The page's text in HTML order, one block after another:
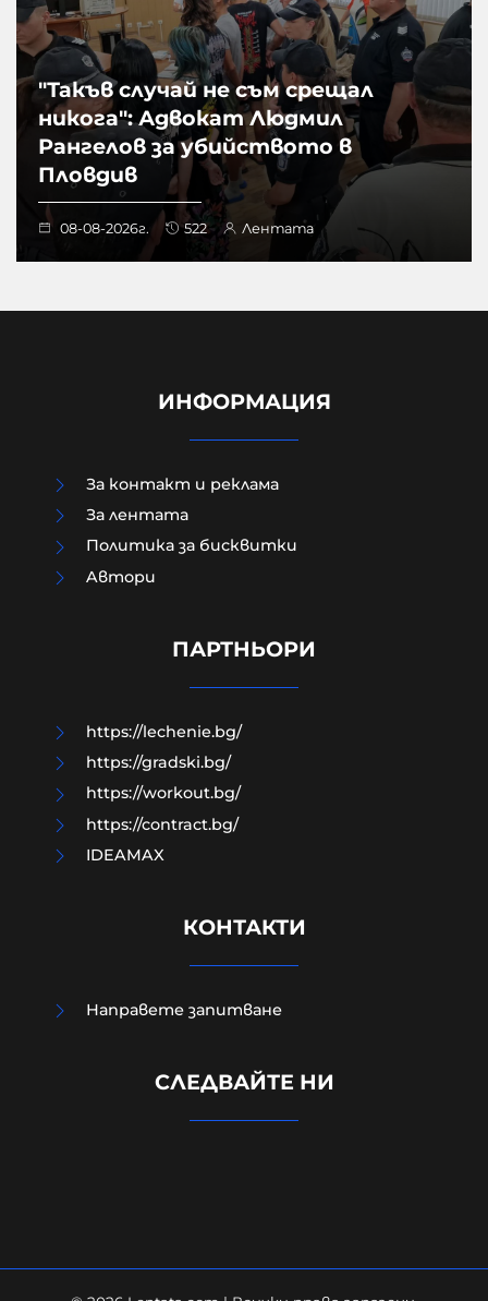
"Такъв случай не съм срещал
никога": Адвокат Людмил
Рангелов за убийството в
Пловдив
08-08-2026г. 522 Лентата
прости стъпки?
украинската посланичка заради
ИНФОРМАЦИЯ
За контакт и реклама
За лентата
Политика за бисквитки
Aвтори
ПАРТНЬОРИ
https://lechenie.bg/
https://gradski.bg/
https://workout.bg/
https://contract.bg/
IDEAMAX
КОНТАКТИ
Направете запитване
СЛЕДВАЙТЕ НИ